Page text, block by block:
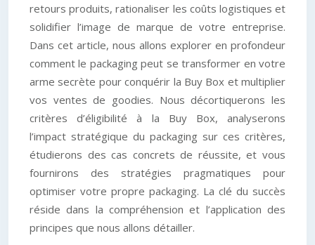
retours produits, rationaliser les coûts logistiques et
solidifier l’image de marque de votre entreprise.
Dans cet article, nous allons explorer en profondeur
comment le packaging peut se transformer en votre
arme secrète pour conquérir la Buy Box et multiplier
vos ventes de goodies. Nous décortiquerons les
critères d’éligibilité à la Buy Box, analyserons
l’impact stratégique du packaging sur ces critères,
étudierons des cas concrets de réussite, et vous
fournirons des stratégies pragmatiques pour
optimiser votre propre packaging. La clé du succès
réside dans la compréhension et l’application des
principes que nous allons détailler.